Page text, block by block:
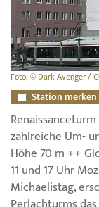
Foto: © Dark Avenger /
Station merken
zahlreiche Um-
Höhe 70 m ++
11 und 17 Uhr
Michaelistag,